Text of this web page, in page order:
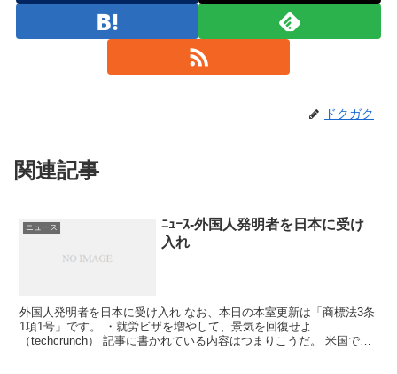
ドクガク
関連記事
ニュース
ﾆｭｰｽ-外国人発明者を日本に受け
入れ
外国人発明者を日本に受け入れ なお、本日の本室更新は「商標法3条
1項1号」です。 ・就労ビザを増やして、景気を回復せよ
（techcrunch） 記事に書かれている内容はつまりこうだ。 米国で